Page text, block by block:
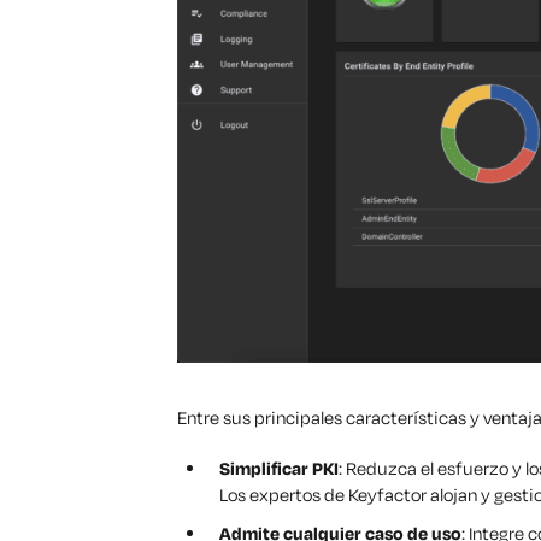
Entre sus principales características y
Simplificar PKI: Reduzca el esfuerzo y
Los expertos de Keyfactor alojan y
Admite cualquier caso de uso: Integre